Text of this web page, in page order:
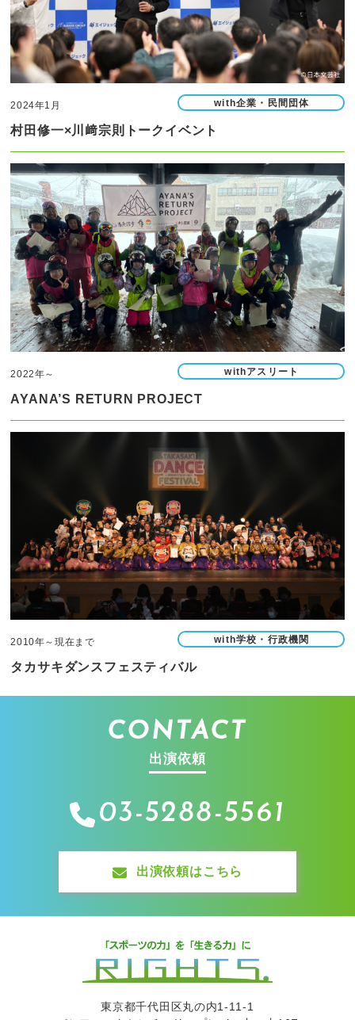
2024年1月 with企業・民間団体
村田修一×川﨑宗則トークイベント
2022年～ withアスリート
AYANA’S RETURN PROJECT
2010年～現在まで with学校・行政機関
タカサキダンスフェスティバル
CONTACT
出演依頼
03-5288-5561
出演依頼はこちら
東京都千代田区丸の内1-11-1